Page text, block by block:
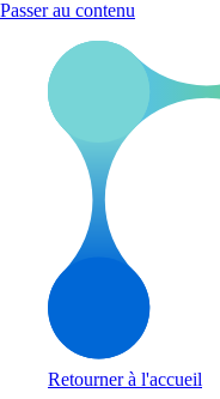
Passer au contenu
Retourner à l'accueil